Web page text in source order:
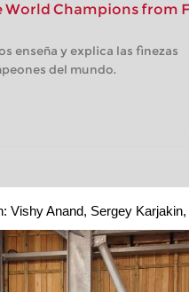
World Champions from
enseña y explica las finezas
del mundo.
Vishy Anand, Sergey